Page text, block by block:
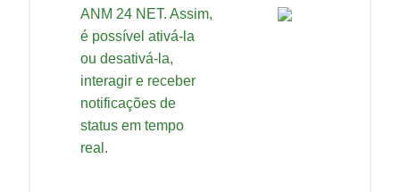
ANM 24 NET. Assim,
é possível ativá-la
ou desativá-la,
interagir e receber
notificações de
status em tempo
real.